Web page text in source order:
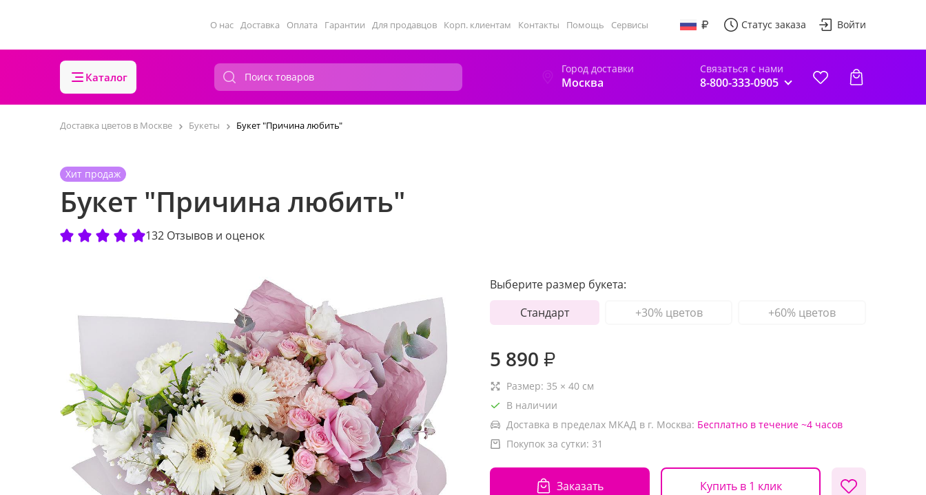
О нас Доставка Оплата Гарантии Для продавцов Корп. клиентам Контакты Помощь Сервисы Статус заказа Войти
Каталог
Город доставки
Москва
Связаться с нами
8-800-333-0905
Доставка цветов в Москве Букеты Букет "Причина любить"
Хит продаж
Букет "Причина любить"
132 Отзывов и оценок
Выберите размер букета:
Стандарт
+30% цветов +60% цветов
5 890 ₽
Размер: 35 × 40 см
В наличии
Доставка в пределах МКАД в г. Москва: Бесплатно в течение ~4 часов
Покупок за сутки: 31
Заказать Купить в 1 клик